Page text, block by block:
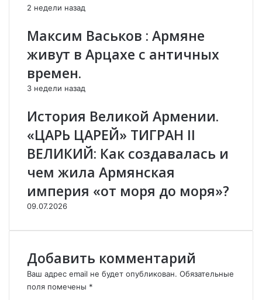
н
й
у
м
ы
К
н
с
т
а
т
и
н
З
у
л
и
а
с
д
а
т
ь
е
р
и
е
в
2 недели назад
Максим Васьков : Армяне
живут в Арцахе с античных
времен.
3 недели назад
История Великой Армении.
«ЦАРЬ ЦАРЕЙ» ТИГРАН II
ВЕЛИКИЙ: Как создавалась и
чем жила Армянская
империя «от моря до моря»?
09.07.2026
Добавить комментарий
Ваш адрес email не будет опубликован. Обязательные
поля помечены *